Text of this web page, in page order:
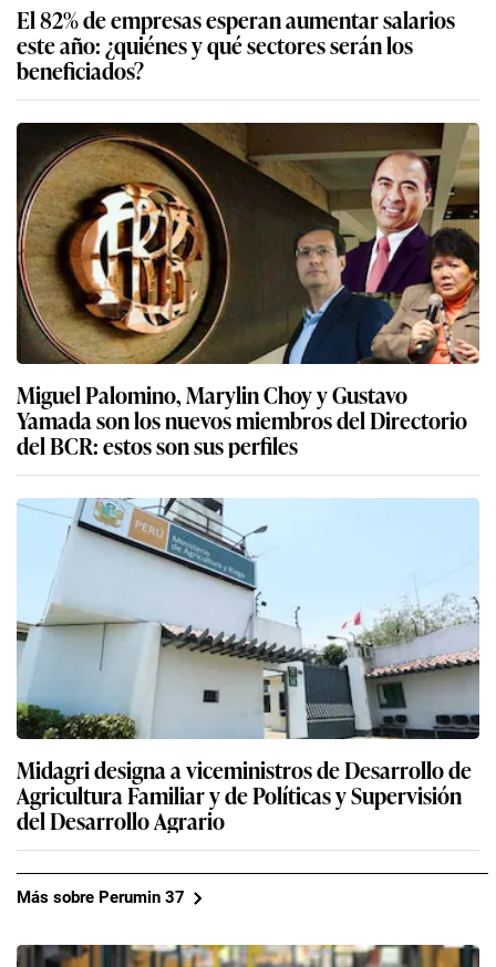
El 82% de empresas esperan aumentar salarios
este año: ¿quiénes y qué sectores serán los
beneficiados?
Miguel Palomino, Marylin Choy y Gustavo
Yamada son los nuevos miembros del Directorio
del BCR: estos son sus perfiles
Midagri designa a viceministros de Desarrollo de
Agricultura Familiar y de Políticas y Supervisión
del Desarrollo Agrario
Más sobre Perumin 37